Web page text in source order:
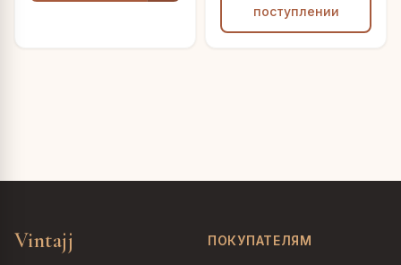
поступлении
Vintajj ПОКУПАТЕЛЯМ